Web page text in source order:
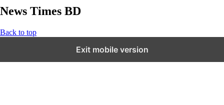
News Times BD
Back to top
Exit mobile version